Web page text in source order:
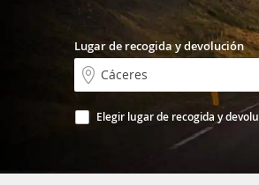
Lugar de recogida y devolución
Elegir lugar de recogida y